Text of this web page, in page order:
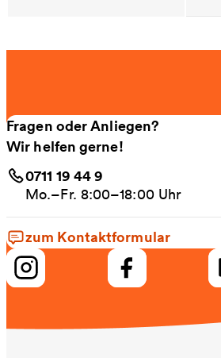
Fragen oder Anliegen?
Wir helfen gerne!
0711 19 44 9
Mo.–Fr. 8:00–18:00 Uhr
zum Kontaktformular